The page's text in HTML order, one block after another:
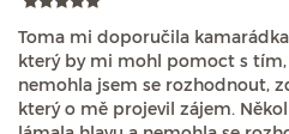
Toma mi doporučila
který by mi mohl pomoct s tím,
nemohla jsem se rozhodnout,
který o mě projevil zájem.